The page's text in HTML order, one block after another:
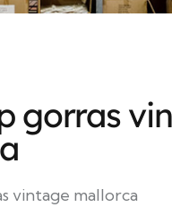
gorras
vintage mallorca